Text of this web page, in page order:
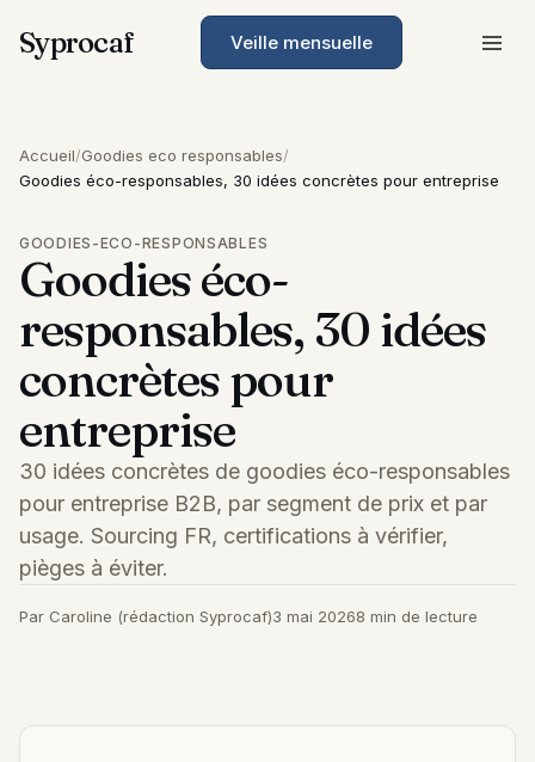
Syprocaf Veille mensuelle
Accueil/Goodies eco responsables/
Goodies éco-responsables, 30 idées concrètes pour entreprise
GOODIES-ECO-RESPONSABLES
Goodies éco-
responsables, 30 idées
concrètes pour
entreprise
30 idées concrètes de goodies éco-responsables
pour entreprise B2B, par segment de prix et par
usage. Sourcing FR, certifications à vérifier,
pièges à éviter.
Par Caroline (rédaction Syprocaf)3 mai 20268 min de lecture